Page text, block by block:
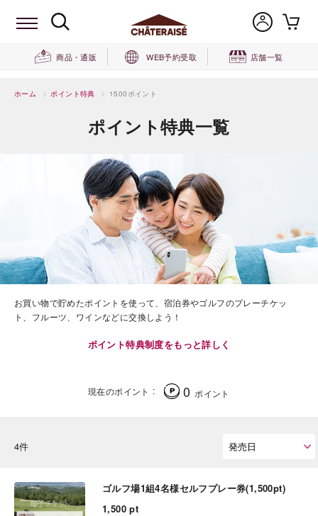
商品・通販 WEB予約受取 店舗一覧
ホーム > ポイント特典 > 1500ポイント
ポイント特典一覧
お買い物で貯めたポイントを使って、宿泊券やゴルフのプレーチケッ
ト、フルーツ、ワインなどに交換しよう！
ポイント特典制度をもっと詳しく
現在のポイント 0 ポイント
4件
ゴルフ場1組4名様セルフプレー券(1,500pt)
1,500 pt